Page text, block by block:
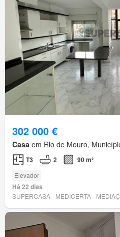
302 000 €
Casa em Rio de Mouro,
T3 2 90 m²
Elevador
Há 22 dias